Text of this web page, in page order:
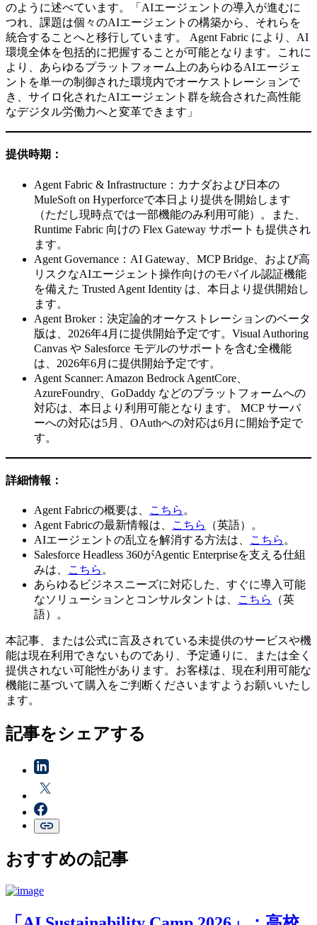
のように述べています。「AIエージェントの導入が進むに
つれ、課題は個々のAIエージェントの構築から、それらを
統合することへと移行しています。 Agent Fabric により、AI
環境全体を包括的に把握することが可能となります。これに
より、あらゆるプラットフォーム上のあらゆるAIエージェ
ントを単一の制御された環境内でオーケストレーションで
き、サイロ化されたAIエージェント群を統合された高性能
なデジタル労働力へと変革できます」
提供時期 ：
Agent Fabric & Infrastructure：カナダおよび日本の
MuleSoft on Hyperforceで本日より提供を開始します
（ただし現時点では一部機能のみ利用可能）。また、
Runtime Fabric 向けの Flex Gateway サポートも提供され
ます。
Agent Governance：AI Gateway、MCP Bridge、および高
リスクなAIエージェント操作向けのモバイル認証機能
を備えた Trusted Agent Identity は、本日より提供開始し
ます。
Agent Broker：決定論的オーケストレーションのベータ
版は、2026年4月に提供開始予定です。Visual Authoring
Canvas や Salesforce モデルのサポートを含む全機能
は、2026年6月に提供開始予定です。
Agent Scanner: Amazon Bedrock AgentCore、
AzureFoundry、GoDaddy などのプラットフォームへの
対応は、本日より利用可能となります。 MCP サーバ
ーへの対応は5月、OAuthへの対応は6月に開始予定で
す。
詳細情報：
Agent Fabricの概要は、 こちら 。
Agent Fabricの最新情報は、
こちら
（英語）。
AIエージェントの乱立を解消する方法は、
こちら 。
Salesforce Headless 360がAgentic Enterpriseを支える仕組
みは、
こちら 。
あらゆるビジネスニーズに対応した、すぐに導入可能
なソリューションとコンサルタントは、
こちら
（英
語）。
本記事、または公式に言及されている未提供のサービスや機
能は現在利用できないものであり、予定通りに、または全く
提供されない可能性があります。お客様は、現在利用可能な
機能に基づいて購入をご判断くださいますようお願いいたし
ます。
記事をシェアする
おすすめの記事